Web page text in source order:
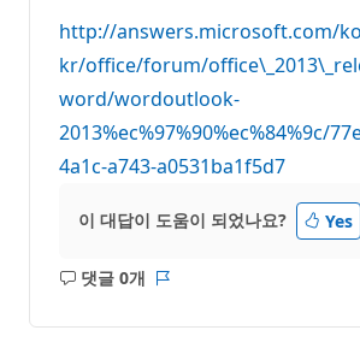
http://answers.microsoft.com/
kr/office/forum/
word/wordoutlook-
2013%ec%97%90%ec%84%9c/
4a1c-a743-a0531ba1f5d7
이 대답이 도움이 되었나요? Yes
댓글 0개
설